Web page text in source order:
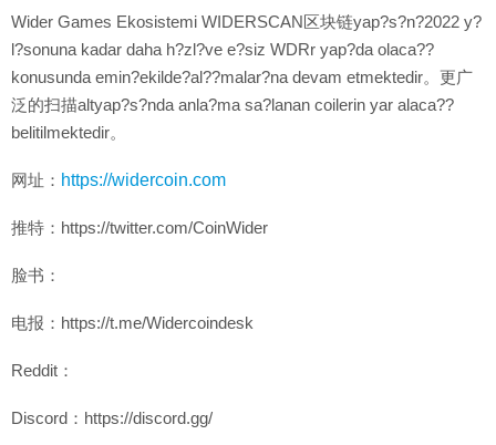
Wider Games Ekosistemi WIDERSCAN区块链yap?s?n?2022 y?
l?sonuna kadar daha h?zl?ve e?siz WDRr yap?da olaca??
konusunda emin?ekilde?al??malar?na devam etmektedir。更广
泛的扫描altyap?s?nda anla?ma sa?lanan coilerin yar alaca??
belitilmektedir。
网址： https://widercoin.com
推特：https://twitter.com/CoinWider
脸书：
电报：https://t.me/Widercoindesk
Reddit：
Discord：https://discord.gg/